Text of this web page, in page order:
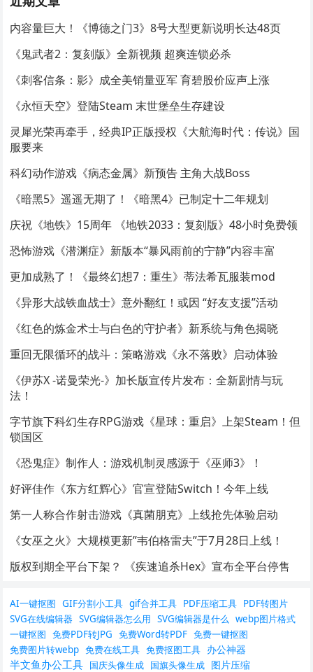
内容量巨大！《博德之门3》8号大型更新说明长达48页
《鬼武者2：复刻版》全新视频 超爽连锁必杀
《刺客信条：影》成全美销量亚军 育碧股价应声上涨
《永恒天空》登陆Steam 末世堡垒生存建设
灵犀光荣再牵手，经典IP正版授权《大航海时代：传说》国
服要来
科幻动作游戏《病态金属》新预告 主角大战Boss
《暗黑5》遥遥无期了！《暗黑4》已制定十二年规划
庆祝《地铁》15周年 《地铁2033：复刻版》48小时免费领
恐怖游戏《潜渊症》新版本“暴风雨前的宁静”内容丰富
更加成熟了！《最终幻想7：重生》蒂法希瓦服装mod
《异形大战铁血战士》意外翻红！或因 “好友支援”活动
《红色的炼金术士与白色的守护者》新系统与角色揭晓
重回无限循环的战斗：策略游戏《永不落败》启动体验
《伊苏X -诺曼荣光-》加长版宣传片发布：全新剧情与玩
法！
字节旗下科幻生存RPG游戏《星球：重启》上架Steam！但
锁国区
《恐鬼症》制作人：游戏机制灵感源于《巫师3》！
好评佳作《东方红辉心》官宣登陆Switch！今年上线
第一人称合作射击游戏《真菌朋克》上线抢先体验启动
《女巫之火》大规模更新”韦伯格雷夫”于7月28日上线！
版权到期全平台下架？ 《疾速追杀Hex》宣布全平台停售
AI一键抠图 GIF分割小工具 gif合并工具 PDF压缩工具 PDF转图片
SVG在线编辑器 SVG编辑器怎么用 SVG编辑器是什么 webp图片格式
一键抠图 免费PDF转JPG 免费Word转PDF 免费一键抠图
免费图片转webp 免费在线工具 免费抠图工具 办公神器
半文鱼办公工具 国庆头像生成 国旗头像生成 图片压缩